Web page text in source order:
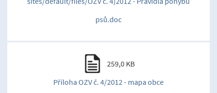
psů.doc
259,0 KB
Příloha OZV č. 4/2012 - mapa obce